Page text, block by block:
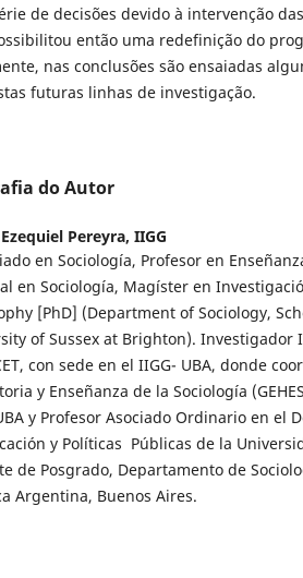
de decisões devido à intervenção
então uma redefinição do
nas conclusões são ensaiadas
futuras linhas de investigação.
do Autor
Pereyra, IIGG
en Sociología, Profesor en
en Sociología, Magíster en
[PhD] (Department of Sociology,
of Sussex at Brighton). Investigador
con sede en el IIGG- UBA, donde
y Enseñanza de la Sociología
y Profesor Asociado Ordinario en el
y Políticas Públicas de la
de Posgrado, Departamento de
Argentina, Buenos Aires.